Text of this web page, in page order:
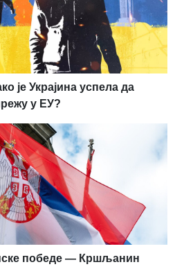
је Украјина успела да
у ЕУ?
победе — Кршљанин